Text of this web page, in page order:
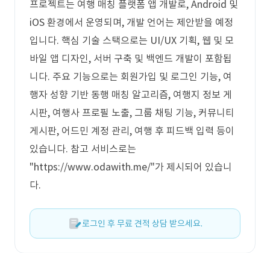
프로젝트는 여행 매칭 플랫폼 앱 개발로, Android 및
iOS 환경에서 운영되며, 개발 언어는 제안받을 예정
입니다. 핵심 기술 스택으로는 UI/UX 기획, 웹 및 모
바일 앱 디자인, 서버 구축 및 백엔드 개발이 포함됩
니다. 주요 기능으로는 회원가입 및 로그인 기능, 여
행자 성향 기반 동행 매칭 알고리즘, 여행지 정보 게
시판, 여행사 프로필 노출, 그룹 채팅 기능, 커뮤니티
게시판, 어드민 계정 관리, 여행 후 피드백 입력 등이
있습니다. 참고 서비스로는
"https://www.odawith.me/"가 제시되어 있습니
다.
로그인 후 무료 견적 상담 받으세요.